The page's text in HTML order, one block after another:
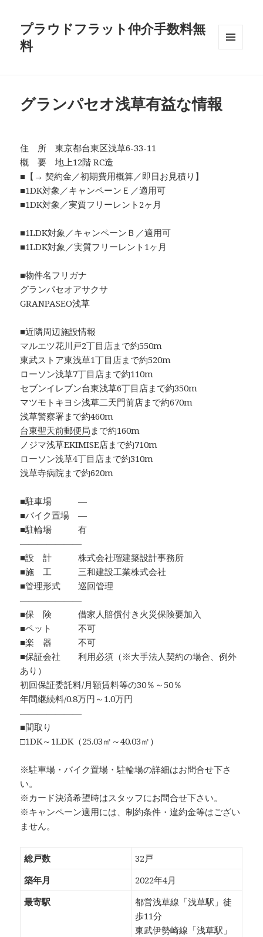
プラウドフラット仲介手数料無
料
グランパセオ浅草有益な情報
住 所 東京都台東区浅草6-33-11
概 要 地上12階 RC造
■【→ 契約金／初期費用概算／即日お見積り】
■1DK対象／キャンペーンＥ／適用可
■1DK対象／実質フリーレント2ヶ月
■1LDK対象／キャンペーンＢ／適用可
■1LDK対象／実質フリーレント1ヶ月
■物件名フリガナ
グランパセオアサクサ
GRANPASEO浅草
■近隣周辺施設情報
マルエツ花川戸2丁目店まで約550m
東武ストア東浅草1丁目店まで約520m
ローソン浅草7丁目店まで約110m
セブンイレブン台東浅草6丁目店まで約350m
マツモトキヨシ浅草二天門前店まで約670m
浅草警察署まで約460m
台東聖天前郵便局 まで約160m
ノジマ浅草EKIMISE店まで約710m
ローソン浅草4丁目店まで約310m
浅草寺病院まで約620m
■駐車場 ―
■バイク置場 ―
■駐輪場 有
―――――――
■設 計 株式会社瑠建築設計事務所
■施 工 三和建設工業株式会社
■管理形式 巡回管理
―――――――
■保 険 借家人賠償付き火災保険要加入
■ペット 不可
■楽 器 不可
■保証会社 利用必須（※大手法人契約の場合、例外
あり）
初回保証委託料/月額賃料等の30％～50％
年間継続料/0.8万円～1.0万円
―――――――
■間取り
□1DK～1LDK（25.03㎡～40.03㎡）
※駐車場・バイク置場・駐輪場の詳細はお問合せ下さ
い。
※カード決済希望時はスタッフにお問合せ下さい。
※キャンペーン適用には、制約条件・違約金等はござい
ません。
総戸数
32戸
築年月
2022年4月
最寄駅
都営浅草線「浅草駅」徒
歩11分
東武伊勢崎線「浅草駅」